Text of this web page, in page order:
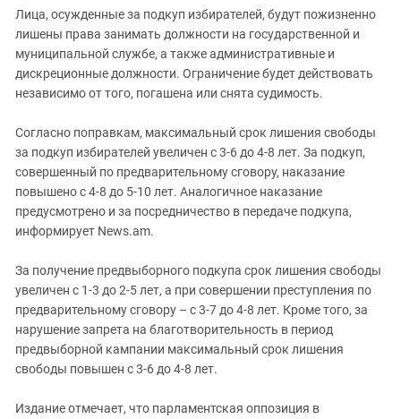
Лица, осужденные за подкуп избирателей, будут пожизненно
лишены права занимать должности на государственной и
муниципальной службе, а также административные и
дискреционные должности. Ограничение будет действовать
независимо от того, погашена или снята судимость.
Согласно поправкам, максимальный срок лишения свободы
за подкуп избирателей увеличен с 3-6 до 4-8 лет. За подкуп,
совершенный по предварительному сговору, наказание
повышено с 4-8 до 5-10 лет. Аналогичное наказание
предусмотрено и за посредничество в передаче подкупа,
информирует News.am.
За получение предвыборного подкупа срок лишения свободы
увеличен с 1-3 до 2-5 лет, а при совершении преступления по
предварительному сговору – с 3-7 до 4-8 лет. Кроме того, за
нарушение запрета на благотворительность в период
предвыборной кампании максимальный срок лишения
свободы повышен с 3-6 до 4-8 лет.
Издание отмечает, что парламентская оппозиция в